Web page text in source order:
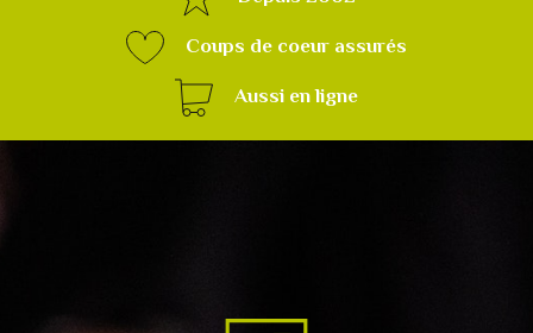
Coups de coeur assurés
Aussi en ligne